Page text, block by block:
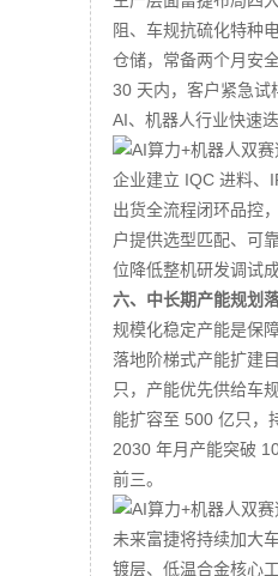
阻、车规抗硫化特种
仓储，常备两个月安
30 天内，客户紧急试
AI、机器人行业快速迭
企业建立 IQC 进料、
出货全流程闭环品控
户提供选型匹配、可
位降低整机研发调试成
六、中长期产能规划
规模化稳定产能是保
落地阶梯式产能扩建
只，产能优先供给车
能扩容至 500 亿只，
2030 年月产能突破
前三。
未来富捷将持续加大
镀层、低温合金核心